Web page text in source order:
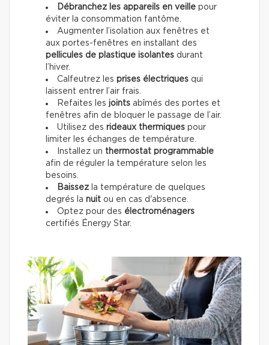
Débranchez les appareils en veille pour
éviter la consommation fantôme.
Augmenter l’isolation aux fenêtres et
aux portes-fenêtres en installant des
pellicules de plastique isolantes durant
l’hiver.
Calfeutrez les prises électriques qui
laissent entrer l’air frais.
Refaites les joints abîmés des portes et
fenêtres afin de bloquer le passage de l’air.
Utilisez des rideaux thermiques pour
limiter les échanges de température.
Installez un thermostat programmable
afin de réguler la température selon les
besoins.
Baissez la température de quelques
degrés la nuit ou en cas d'absence.
Optez pour des électroménagers
certifiés Énergy Star.